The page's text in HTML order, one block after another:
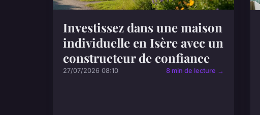
Investissez dans une maison
individuelle en Isère avec un
constructeur de confiance
27/07/2026 08:10 8 min de lecture →